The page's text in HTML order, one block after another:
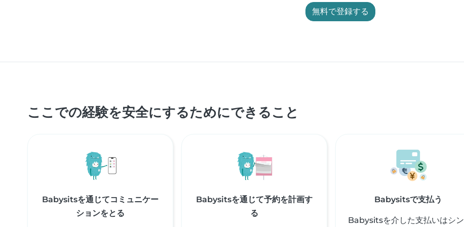
無料で登録する
ここでの経験を安全にするためにできること
Babysitsを通じてコミュニケー
ションをとる
Babysitsを通じて予約を計画す
る
Babysitsで支払う
Babysitsを介した支払いはシン